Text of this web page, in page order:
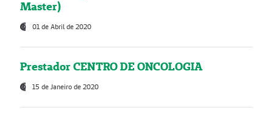
Master)
01 de Abril de 2020
Prestador CENTRO DE ONCOLOGIA
15 de Janeiro de 2020